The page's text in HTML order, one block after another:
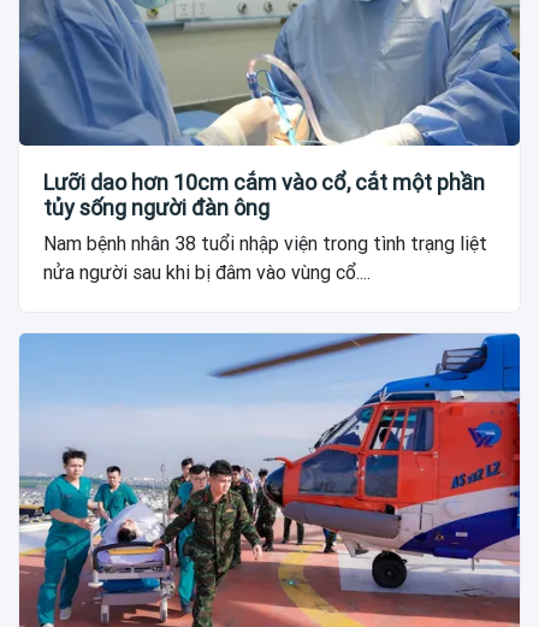
Lưỡi dao hơn 10cm cắm vào cổ, cắt một phần
tủy sống người đàn ông
Nam bệnh nhân 38 tuổi nhập viện trong tình trạng liệt
nửa người sau khi bị đâm vào vùng cổ....